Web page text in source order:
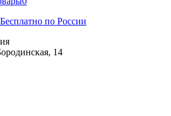
Бесплатно по России
14